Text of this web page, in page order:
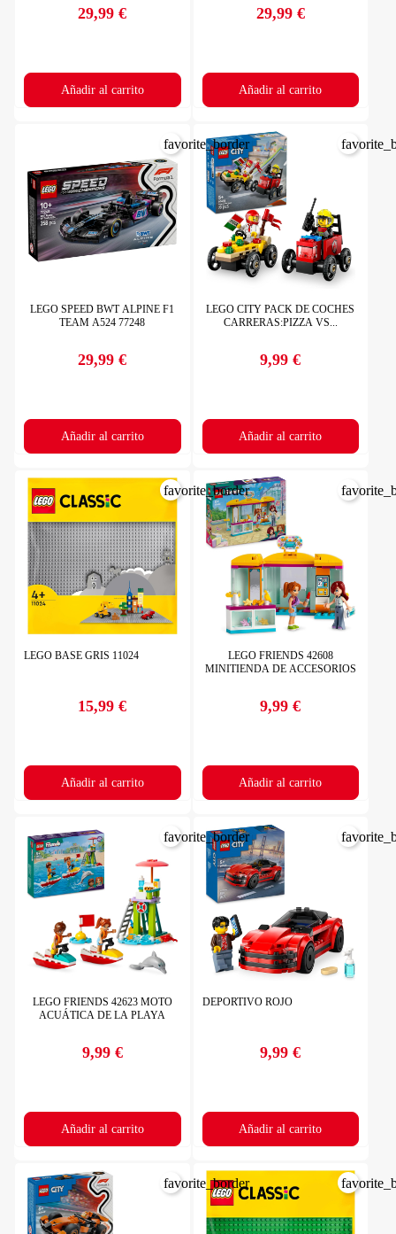
Precio
29,99 €
Añadir al carrito
Precio
29,99 €
Añadir al carrito
LEGO SPEED BWT ALPINE F1
TEAM A524 77248
Precio
29,99 €
Añadir al carrito
favorite_border
LEGO CITY PACK DE COCHES
CARRERAS:PIZZA VS...
Precio
9,99 €
Añadir al carrito
LEGO BASE GRIS 11024
Precio
15,99 €
Añadir al carrito
favorite_border
LEGO FRIENDS 42608
MINITIENDA DE ACCESORIOS
Precio
9,99 €
Añadir al carrito
LEGO FRIENDS 42623 MOTO
ACUÁTICA DE LA PLAYA
Precio
9,99 €
Añadir al carrito
favorite_border
DEPORTIVO ROJO
Precio
9,99 €
Añadir al carrito
favorite_border